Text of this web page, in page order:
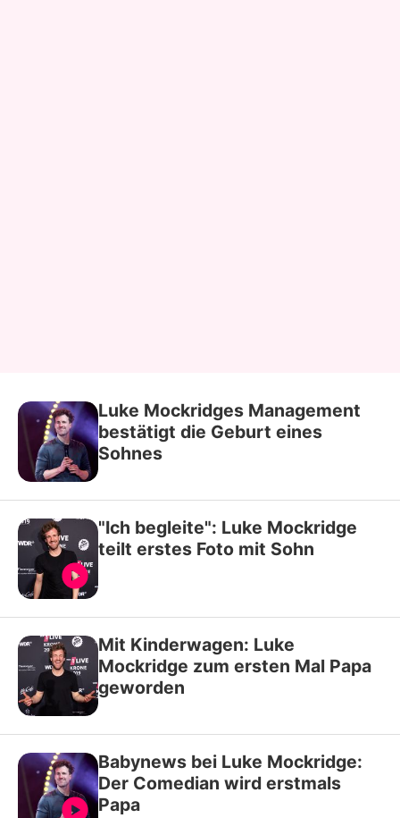
Luke Mockridges Management
bestätigt die Geburt eines
Sohnes
"Ich begleite": Luke Mockridge
teilt erstes Foto mit Sohn
Mit Kinderwagen: Luke
Mockridge zum ersten Mal Papa
geworden
Babynews bei Luke Mockridge:
Der Comedian wird erstmals
Papa